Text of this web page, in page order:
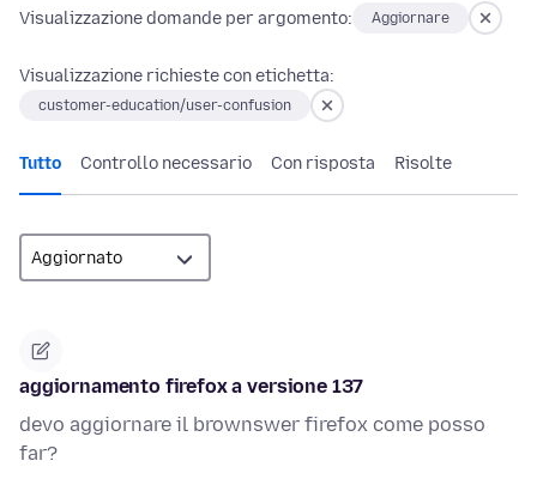
Visualizzazione domande per argomento: Aggiornare
Visualizzazione richieste con etichetta:
customer-education/user-confusion
Tutto Controllo necessario Con risposta Risolte
aggiornamento firefox a versione 137
devo aggiornare il brownswer firefox come posso
far?